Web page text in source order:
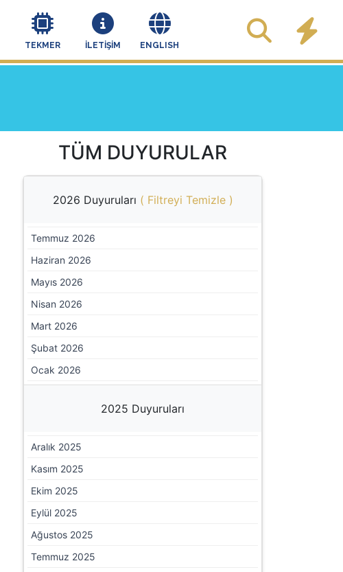
TEKMER İLETİŞİM ENGLISH
TÜM DUYURULAR
2026 Duyuruları ( Filtreyi Temizle)
Temmuz 2026
Haziran 2026
Mayıs 2026
Nisan 2026
Mart 2026
Şubat 2026
Ocak 2026
2025 Duyuruları
Aralık 2025
Kasım 2025
Ekim 2025
Eylül 2025
Ağustos 2025
Temmuz 2025